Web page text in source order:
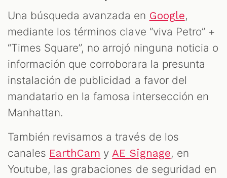
Una búsqueda avanzada en Google,
mediante los términos clave “viva Petro” +
“Times Square”, no arrojó ninguna noticia o
información que corroborara la presunta
instalación de publicidad a favor del
mandatario en la famosa intersección en
Manhattan.
También revisamos a través de los
canales EarthCam y AE Signage, en
Youtube, las grabaciones de seguridad en